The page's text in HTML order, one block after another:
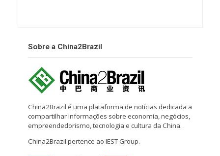
Sobre a China2Brazil
China2Brazil é uma plataforma de notícias dedicada a
compartilhar informações sobre economia, negócios,
empreendedorismo, tecnologia e cultura da China.
China2Brazil pertence ao IEST Group.